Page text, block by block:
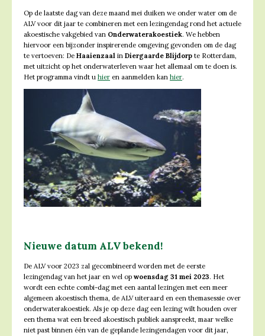
Op de laatste dag van deze maand mei duiken we onder water om de
ALV voor dit jaar te combineren met een lezingendag rond het actuele
akoestische vakgebied van Onderwaterakoestiek. We hebben
hiervoor een bijzonder inspirerende omgeving gevonden om de dag
te vertoeven: De Haaienzaal in Diergaarde Blijdorp te Rotterdam,
met uitzicht op het onderwaterleven waar het allemaal om te doen is.
Het programma vindt u hier en aanmelden kan hier.
Nieuwe datum ALV bekend!
De ALV voor 2023 zal gecombineerd worden met de eerste
lezingendag van het jaar en wel op woensdag 31 mei 2023. Het
wordt een echte combi-dag met een aantal lezingen met een meer
algemeen akoestisch thema, de ALV uiteraard en een themasessie over
onderwaterakoestiek. Als je op deze dag een lezing wilt houden over
een thema wat een breed akoestisch publiek aanspreekt, maar welke
niet past binnen één van de geplande lezingendagen voor dit jaar,